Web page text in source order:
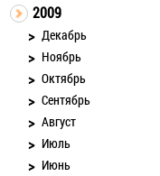
2009
Декабрь
Ноябрь
Октябрь
Сентябрь
Август
Июль
Июнь